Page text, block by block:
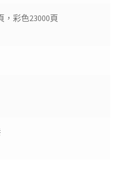
，彩色23000頁